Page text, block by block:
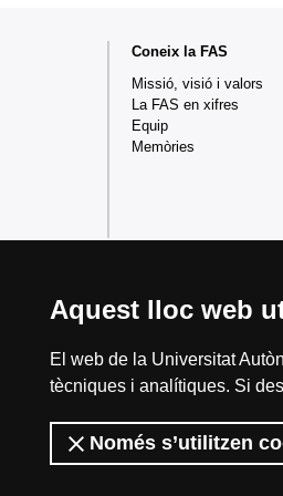
Aquest lloc web
El web de la Universitat
tècniques i analítiques. Si
Només s’utilitzen
Coneix la FAS
Missió, visió i valors
La FAS en xifres
Equip
Memòries
Reconeixement